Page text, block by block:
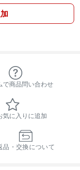
で商品問い合わせ
気に入りに追加
品・交換について